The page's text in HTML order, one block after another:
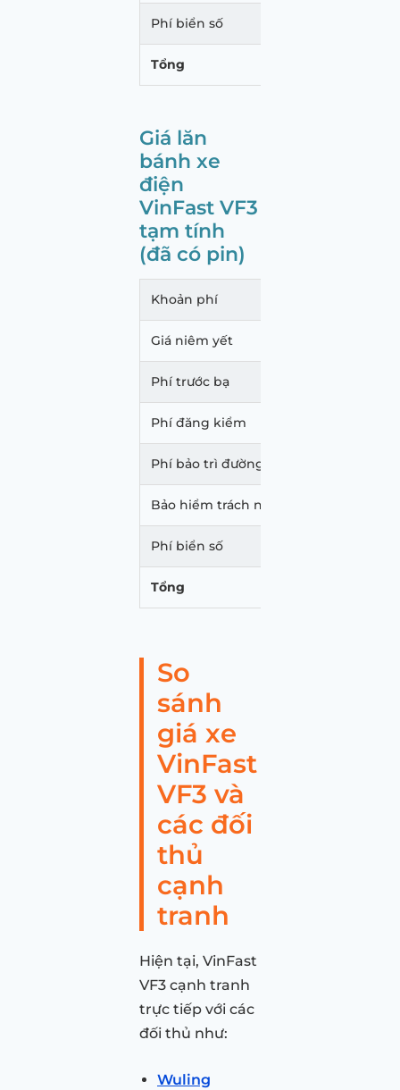
Phí biển số
Tổng
Giá lăn
bánh xe
điện
VinFast VF3
tạm tính
(đã có pin)
Khoản phí
Giá niêm yết
Phí trước bạ
Phí đăng kiểm
Phí bảo trì đường bộ
Bảo hiểm trách nhiệm dân sự
Phí biển số
Tổng
So
sánh
giá xe
VinFast
VF3 và
các đối
thủ
cạnh
tranh
Hiện tại, VinFast
VF3 cạnh tranh
trực tiếp với các
đối thủ như:
Wuling